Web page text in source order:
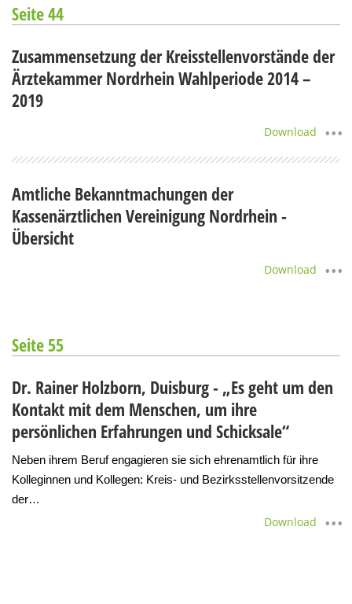
Seite 44
Zusammensetzung der Kreisstellenvorstände der
Ärztekammer Nordrhein Wahlperiode 2014 –
2019
Download
Amtliche Bekanntmachungen der
Kassenärztlichen Vereinigung Nordrhein -
Übersicht
Download
Seite 55
Dr. Rainer Holzborn, Duisburg - „Es geht um den
Kontakt mit dem Menschen, um ihre
persönlichen Erfahrungen und Schicksale“
Neben ihrem Beruf engagieren sie sich ehrenamtlich für ihre
Kolleginnen und Kollegen: Kreis- und Bezirksstellenvorsitzende
der…
Download